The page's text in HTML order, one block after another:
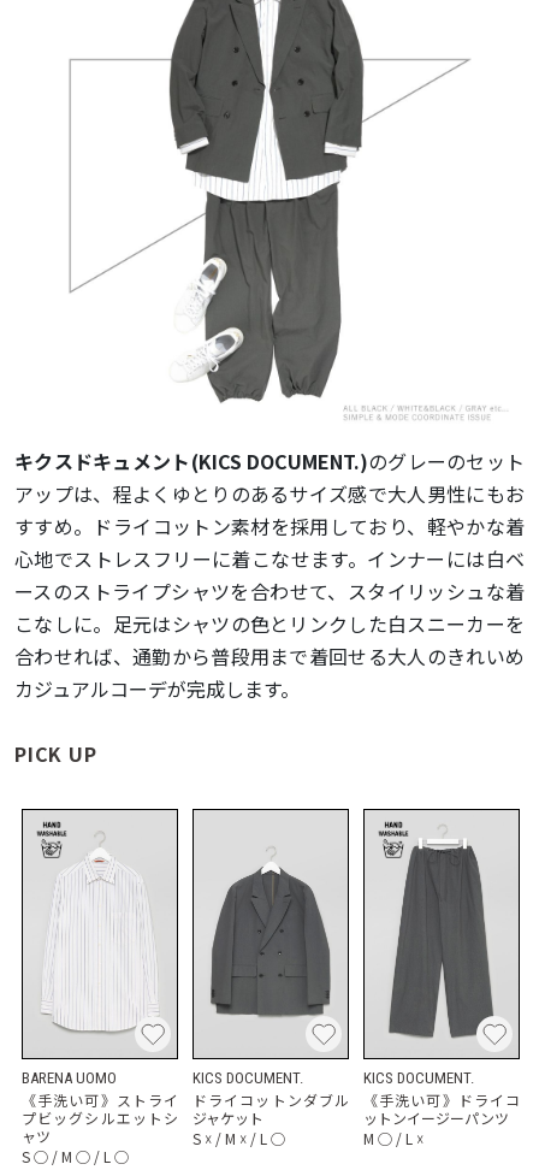
キクスドキュメント(KICS DOCUMENT.)のグレーのセット
アップは、程よくゆとりのあるサイズ感で大人男性にもお
すすめ。ドライコットン素材を採用しており、軽やかな着
心地でストレスフリーに着こなせます。インナーには白ベ
ースのストライプシャツを合わせて、スタイリッシュな着
こなしに。足元はシャツの色とリンクした白スニーカーを
合わせれば、通勤から普段用まで着回せる大人のきれいめ
カジュアルコーデが完成します。
PICK UP
BARENA UOMO
《手洗い可》ストライ
プビッグシルエットシ
ャツ
S◯ /M ◯ /L ◯
KICS DOCUMENT.
ドライコットンダブル
ジャケット
S ☓ /M ☓ /L ◯
KICS DOCUMENT.
《手洗い可》ドライコ
ットンイージーパンツ
M ◯ /L ☓